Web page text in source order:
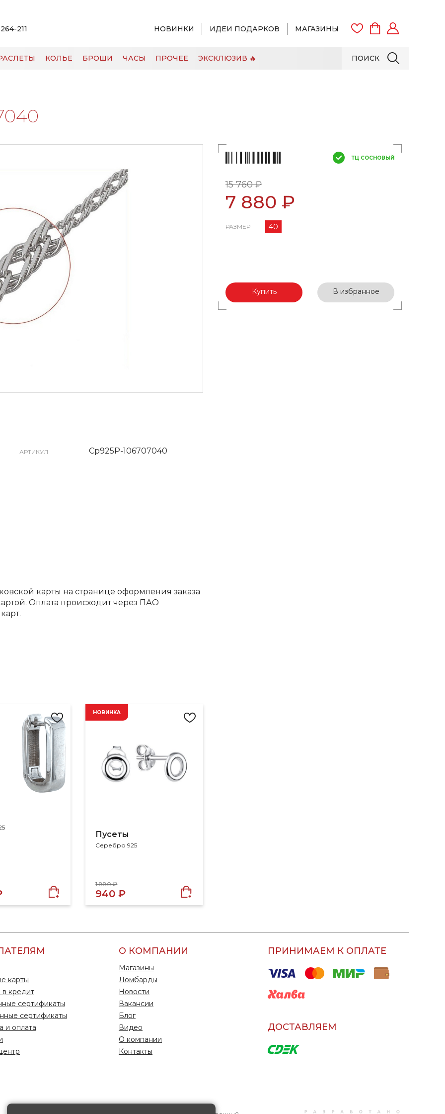
211 НОВИНКИ ИДЕИ ПОДАРКОВ МАГАЗИНЫ
ПОИСК
КОЛЬЕ БРОШИ ЧАСЫ ПРОЧЕЕ ЭКСКЛЮЗИВ 🔥
АРТИКУЛ Ср925Р-106707040
карты на странице оформления заказа
Оплата происходит через ПАО
Пусеты
Серебро 925
НОВИНКА
1 880 ₽
940 ₽
ТЦ СОСНОВЫЙ
15 760 ₽
7 880 ₽
РАЗМЕР 40
Купить В избранное
карты
в кредит
сертификаты
сертификаты
и оплата
О КОМПАНИИ
Магазины
Ломбарды
Новости
Вакансии
Блог
Видео
О компании
Контакты
ПРИНИМАЕМ К ОПЛАТЕ
ДОСТАВЛЯЕМ